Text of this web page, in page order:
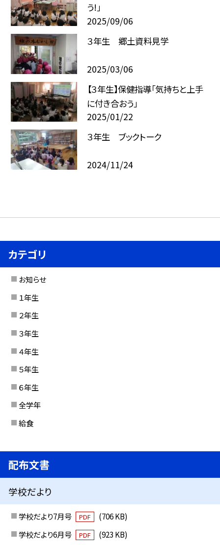
う!」
2025/09/06
３年生 郷土資料見学
2025/03/06
【３年生】保健指導「気持ちと上手
に付き合おう」
2025/01/22
３年生 ブックトーク
2024/11/24
カテゴリ
お知らせ
１年生
２年生
３年生
４年生
５年生
６年生
全学年
給食
配布文書
学校だより
学校だより7月号 PDF
(706 KB)
学校だより6月号
PDF (923 KB)